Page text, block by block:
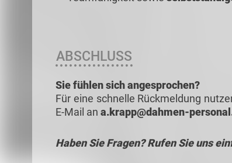
ABSCHLUSS
Sie fühlen sich angesprochen?
Für eine schnelle Rückmeldung
E-Mail an a.krapp@dahmen-
Haben Sie Fragen? Rufen Sie uns